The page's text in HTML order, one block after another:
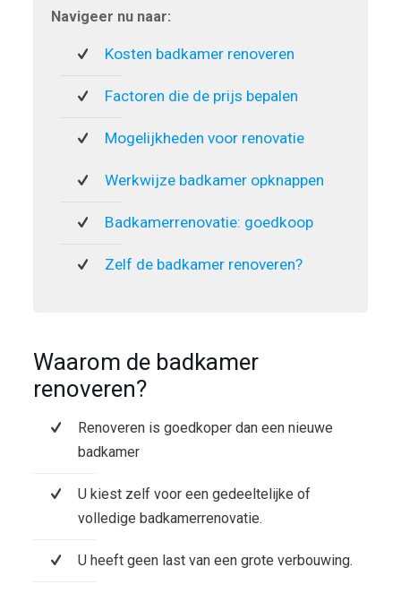
Navigeer nu naar:
Kosten badkamer renoveren
Factoren die de prijs bepalen
Mogelijkheden voor renovatie
Werkwijze badkamer opknappen
Badkamerrenovatie: goedkoop
Zelf de badkamer renoveren?
Waarom de badkamer
renoveren?
Renoveren is goedkoper dan een nieuwe
badkamer
U kiest zelf voor een gedeeltelijke of
volledige badkamerrenovatie.
U heeft geen last van een grote verbouwing.